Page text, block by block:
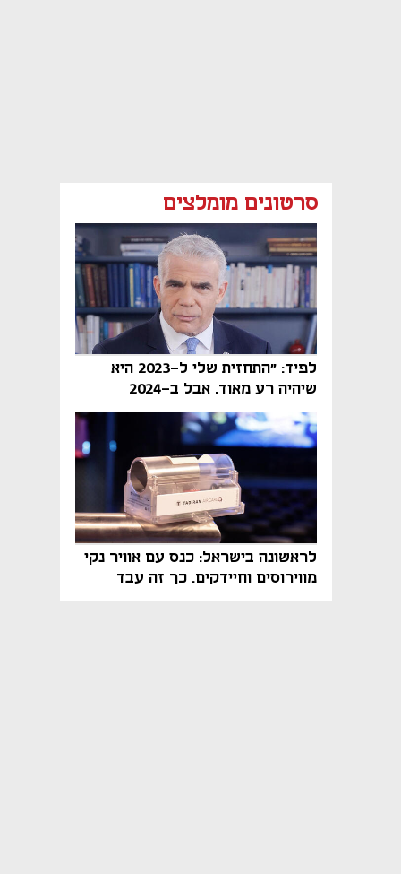
סרטונים מומלצים
לפיד: "התחזית שלי ל-2023 היא
שיהיה רע מאוד, אבל ב-2024
הממשלה תיפול"
לראשונה בישראל: כנס עם אוויר נקי
מווירוסים וחיידקים. כך זה עבד